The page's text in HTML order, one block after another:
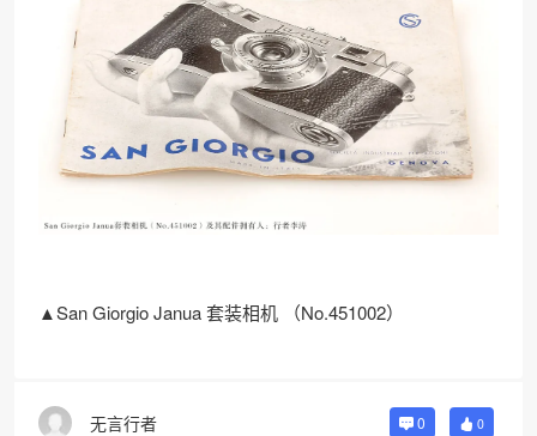
▲San Giorgio Janua 套装相机 （No.451002）
无言行者 0 0